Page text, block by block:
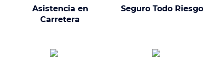
Asistencia en
Carretera
Seguro Todo Riesgo